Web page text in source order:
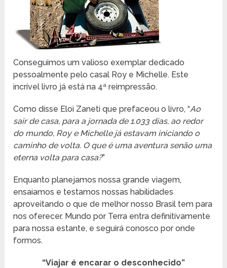
Conseguimos um valioso exemplar dedicado
pessoalmente pelo casal Roy e Michelle. Este
incrível livro já está na 4ª reimpressão.
Como disse Eloi Zaneti que prefaceou o livro, “Ao
sair de casa, para a jornada de 1.033 dias, ao redor
do mundo, Roy e Michelle já estavam iniciando o
caminho de volta. O que é uma aventura senão uma
eterna volta para casa?”
Enquanto planejamos nossa grande viagem,
ensaiamos e testamos nossas habilidades
aproveitando o que de melhor nosso Brasil tem para
nos oferecer. Mundo por Terra entra definitivamente
para nossa estante, e seguirá conosco por onde
formos.
“Viajar é encarar o desconhecido”